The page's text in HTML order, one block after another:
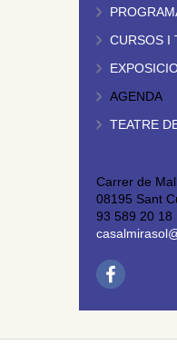
CURSOS I
AGENDA
TEATRE
Carrer de
08195 Sant
93 589 20 18